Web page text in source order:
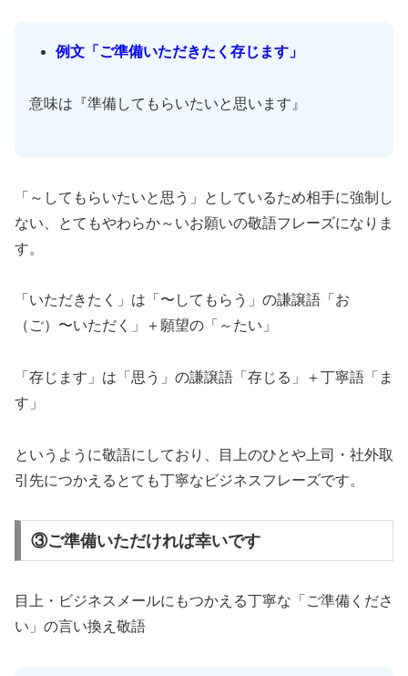
例文「ご準備いただきたく存じます」
意味は『準備してもらいたいと思います』
「～してもらいたいと思う」としているため相手に強制し
ない、とてもやわらか～いお願いの敬語フレーズになりま
す。
「いただきたく」は「〜してもらう」の謙譲語「お
（ご）〜いただく」＋願望の「～たい」
「存じます」は「思う」の謙譲語「存じる」＋丁寧語「ま
す」
というように敬語にしており、目上のひとや上司・社外取
引先につかえるとても丁寧なビジネスフレーズです。
③ご準備いただければ幸いです
目上・ビジネスメールにもつかえる丁寧な「ご準備くださ
い」の言い換え敬語